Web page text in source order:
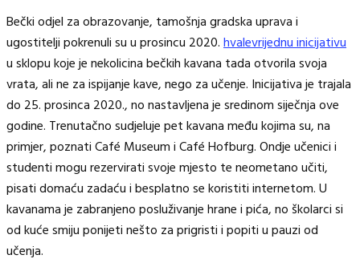
Bečki odjel za obrazovanje, tamošnja gradska uprava i
ugostitelji pokrenuli su u prosincu 2020.hvalevrijednu inicijativu
u sklopu koje je nekolicina bečkih kavana tada otvorila svoja
vrata, ali ne za ispijanje kave, nego za učenje. Inicijativa je trajala
do 25. prosinca 2020., no nastavljena je sredinom siječnja ove
godine. Trenutačno sudjeluje pet kavana među kojima su, na
primjer, poznati Café Museum i Café Hofburg. Ondje učenici i
studenti mogu rezervirati svoje mjesto te neometano učiti,
pisati domaću zadaću i besplatno se koristiti internetom. U
kavanama je zabranjeno posluživanje hrane i pića, no školarci si
od kuće smiju ponijeti nešto za prigristi i popiti u pauzi od
učenja.